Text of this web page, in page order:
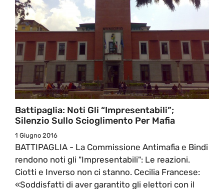
Battipaglia: Noti Gli “impresentabili”;
Silenzio Sullo Scioglimento Per Mafia
1 Giugno 2016
BATTIPAGLIA - La Commissione Antimafia e Bindi
rendono noti gli "Impresentabili": Le reazioni.
Ciotti e Inverso non ci stanno. Cecilia Francese:
«Soddisfatti di aver garantito gli elettori con il